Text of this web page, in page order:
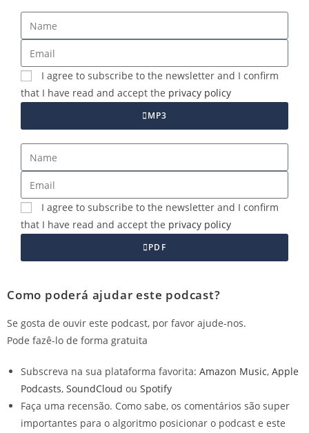
I agree to subscribe to the newsletter and I confirm
that I have read and accept the privacy policy
MP3
I agree to subscribe to the newsletter and I confirm
that I have read and accept the privacy policy
PDF
Como poderá ajudar este podcast?
Se gosta de ouvir este podcast, por favor ajude-nos.
Pode fazê-lo de forma gratuita
Subscreva na sua plataforma favorita: Amazon Music, Apple
Podcasts, SoundCloud ou Spotify
Faça uma recensão. Como sabe, os comentários são super
importantes para o algoritmo posicionar o podcast e este